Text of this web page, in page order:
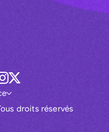
droits réservés